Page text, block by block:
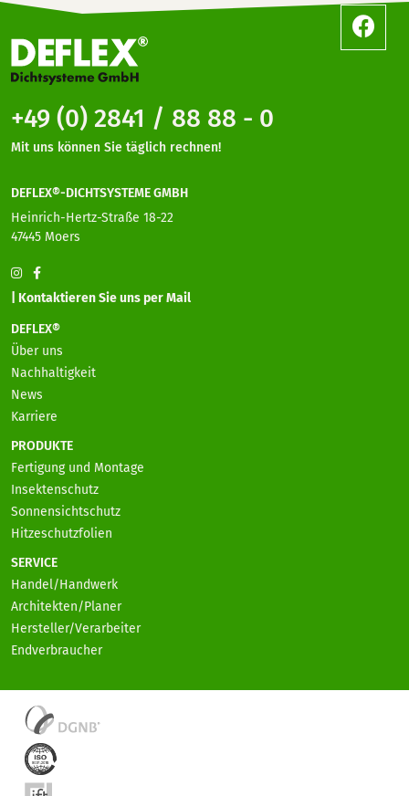
+49 (0) 2841 / 88 88 - 0
Mit uns können Sie täglich rechnen!
DEFLEX®-DICHTSYSTEME GMBH
Heinrich-Hertz-Straße 18-22
47445 Moers
| Kontaktieren Sie uns per Mail
DEFLEX®
Über uns
Nachhaltigkeit
News
Karriere
PRODUKTE
Fertigung und Montage
Insektenschutz
Sonnensichtschutz
Hitzeschutzfolien
SERVICE
Handel/Handwerk
Architekten/Planer
Hersteller/Verarbeiter
Endverbraucher